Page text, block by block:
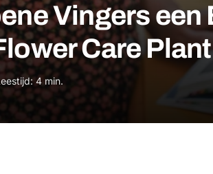
Vingers een
Care
4 min.